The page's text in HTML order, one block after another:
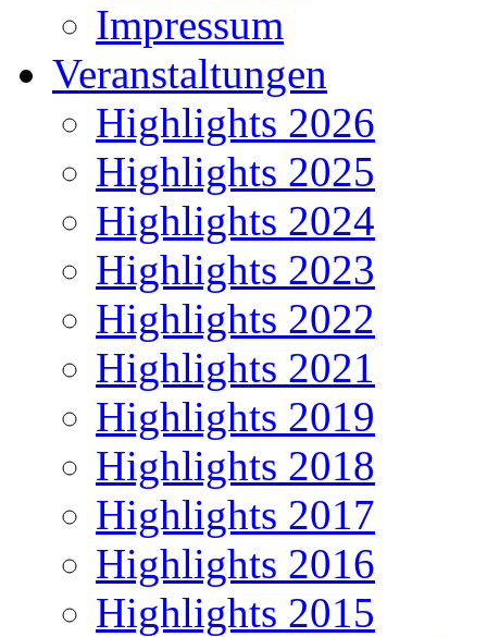
Impressum
Veranstaltungen
Highlights 2026
Highlights 2025
Highlights 2024
Highlights 2023
Highlights 2022
Highlights 2021
Highlights 2019
Highlights 2018
Highlights 2017
Highlights 2016
Highlights 2015